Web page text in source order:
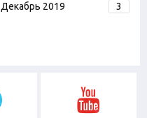
Декабрь 2019 3